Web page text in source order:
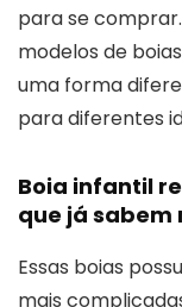
para se
modelos de
uma forma
para diferentes
Boia infantil
que já sabem
Essas boias
mais